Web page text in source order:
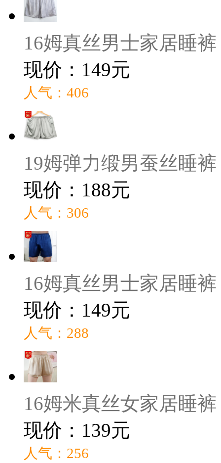
16姆真丝男士家居睡裤
现价：149元
人气：406
19姆弹力缎男蚕丝睡裤
现价：188元
人气：306
16姆真丝男士家居睡裤
现价：149元
人气：288
16姆米真丝女家居睡裤
现价：139元
人气：256